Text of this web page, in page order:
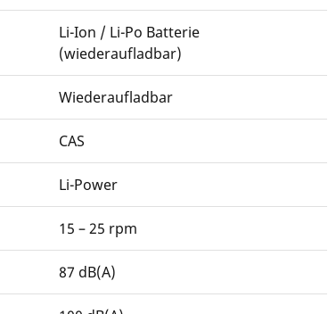
Li-Ion / Li-Po Batterie
(wiederaufladbar)
Wiederaufladbar
CAS
Li-Power
15 – 25 rpm
87 dB(A)